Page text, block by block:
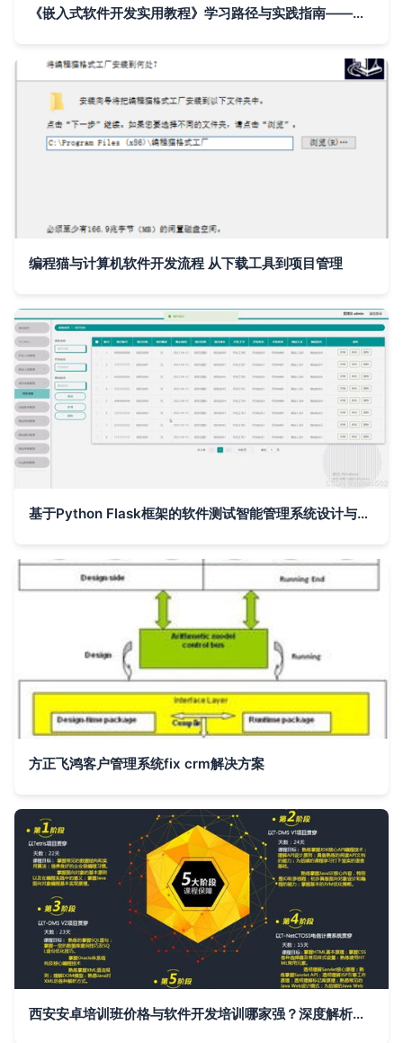
《嵌入式软件开发实用教程》学习路径与实践指南——基于高等院校计算机系列教材的深度解读
编程猫与计算机软件开发流程 从下载工具到项目管理
基于Python Flask框架的软件测试智能管理系统设计与实现
方正飞鸿客户管理系统fix crm解决方案
西安安卓培训班价格与软件开发培训哪家强？深度解析西安九州计算机与淘学培训的计算机软件开发价值